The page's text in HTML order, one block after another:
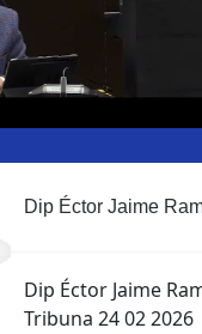
Dip Éctor Jaime
Dip Éctor Jaime
Tribuna 24 02 2026